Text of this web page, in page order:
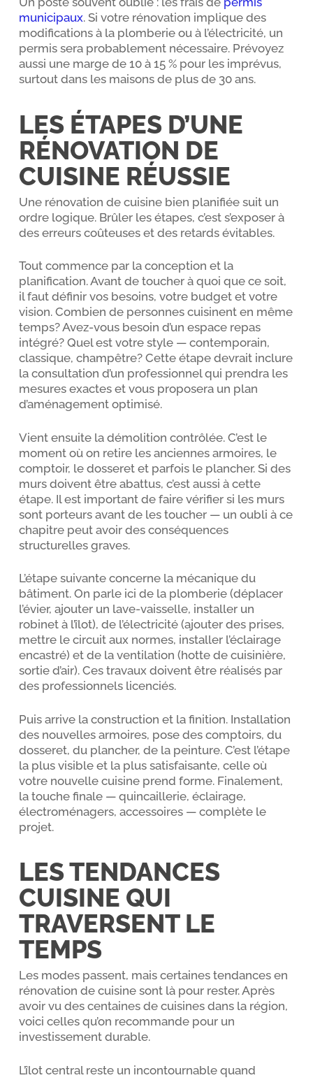
municipaux. Si votre rénovation implique des
modifications à la plomberie ou à l’électricité, un
permis sera probablement nécessaire. Prévoyez
aussi une marge de 10 à 15 % pour les imprévus,
surtout dans les maisons de plus de 30 ans.
LES ÉTAPES D’UNE
RÉNOVATION DE
CUISINE RÉUSSIE
Une rénovation de cuisine bien planifiée suit un
ordre logique. Brûler les étapes, c’est s’exposer à
des erreurs coûteuses et des retards évitables.
Tout commence par la conception et la
planification. Avant de toucher à quoi que ce soit,
il faut définir vos besoins, votre budget et votre
vision. Combien de personnes cuisinent en même
temps? Avez-vous besoin d’un espace repas
intégré? Quel est votre style — contemporain,
classique, champêtre? Cette étape devrait inclure
la consultation d’un professionnel qui prendra les
mesures exactes et vous proposera un plan
d’aménagement optimisé.
Vient ensuite la démolition contrôlée. C’est le
moment où on retire les anciennes armoires, le
comptoir, le dosseret et parfois le plancher. Si des
murs doivent être abattus, c’est aussi à cette
étape. Il est important de faire vérifier si les murs
sont porteurs avant de les toucher — un oubli à ce
chapitre peut avoir des conséquences
structurelles graves.
L’étape suivante concerne la mécanique du
bâtiment. On parle ici de la plomberie (déplacer
l’évier, ajouter un lave-vaisselle, installer un
robinet à l’îlot), de l’électricité (ajouter des prises,
mettre le circuit aux normes, installer l’éclairage
encastré) et de la ventilation (hotte de cuisinière,
sortie d’air). Ces travaux doivent être réalisés par
des professionnels licenciés.
Puis arrive la construction et la finition. Installation
des nouvelles armoires, pose des comptoirs, du
dosseret, du plancher, de la peinture. C’est l’étape
la plus visible et la plus satisfaisante, celle où
votre nouvelle cuisine prend forme. Finalement,
la touche finale — quincaillerie, éclairage,
électroménagers, accessoires — complète le
projet.
LES TENDANCES
CUISINE QUI
TRAVERSENT LE
TEMPS
Les modes passent, mais certaines tendances en
rénovation de cuisine sont là pour rester. Après
avoir vu des centaines de cuisines dans la région,
voici celles qu’on recommande pour un
investissement durable.
L’îlot central reste un incontournable quand